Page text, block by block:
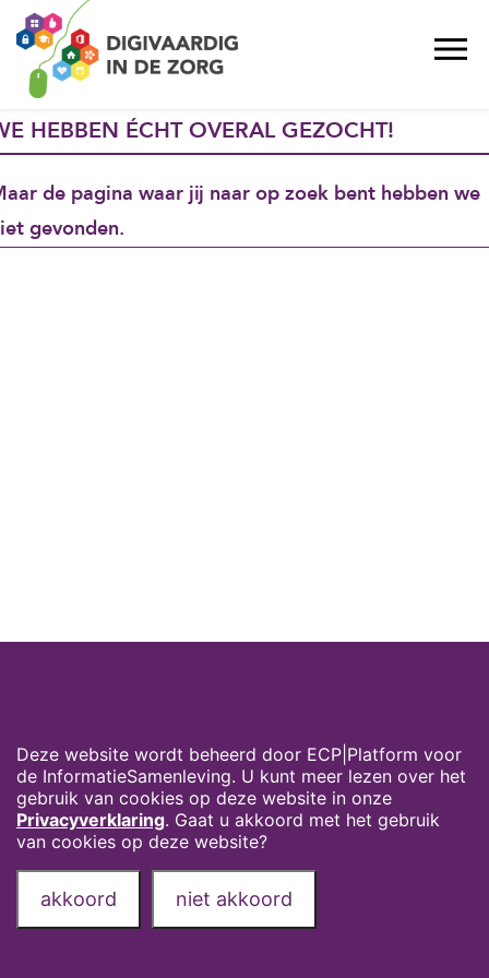
HEBBEN ÉCHT OVERAL GEZOCHT!
de pagina waar jij naar op zoek bent hebben we
gevonden.
Deze website wordt beheerd door ECP|Platform voor
de InformatieSamenleving. U kunt meer lezen over het
gebruik van cookies op deze website in onze
Privacyverklaring. Gaat u akkoord met het gebruik
van cookies op deze website?
akkoord niet akkoord